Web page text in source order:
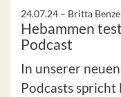
24.07.24 – Britta
Hebammen
Podcast
In unserer
Podcasts